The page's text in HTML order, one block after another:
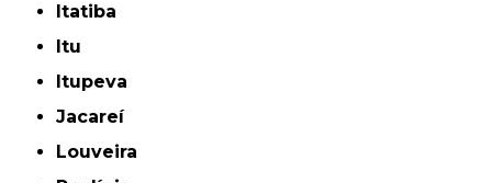
Itatiba
Itu
Itupeva
Jacareí
Louveira